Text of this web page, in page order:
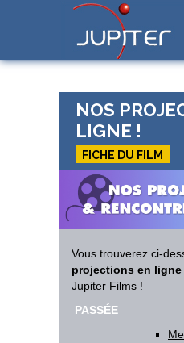
NOS
LIGNE !
FICHE DU FILM
Vous trouverez ci-
projections en ligne
Jupiter Films !
PASSÉE